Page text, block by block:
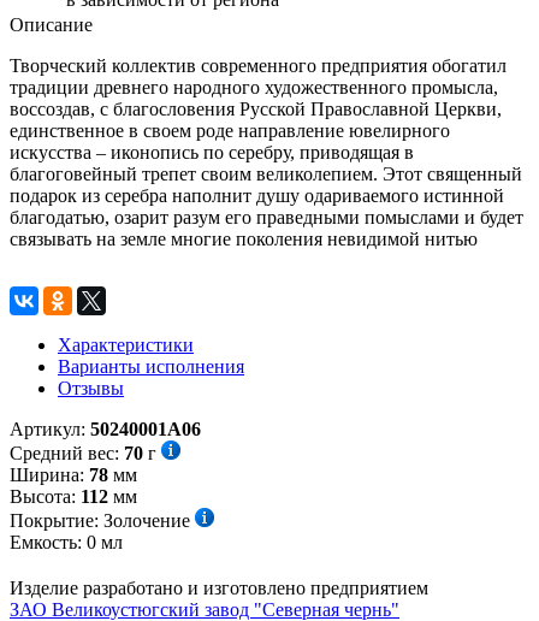
Описание
Творческий коллектив современного предприятия обогатил
традиции древнего народного художественного промысла,
воссоздав, с благословения Русской Православной Церкви,
единственное в своем роде направление ювелирного
искусства – иконопись по серебру, приводящая в
благоговейный трепет своим великолепием. Этот священный
подарок из серебра наполнит душу одариваемого истинной
благодатью, озарит разум его праведными помыслами и будет
связывать на земле многие поколения невидимой нитью
Характеристики
Варианты исполнения
Отзывы
Артикул: 50240001А06
Средний вес: 70 г
Ширина: 78 мм
Высота: 112 мм
Покрытие: Золочение
Емкость: 0 мл
Изделие разработано и изготовлено предприятием
ЗАО Великоустюгский завод "Северная чернь"